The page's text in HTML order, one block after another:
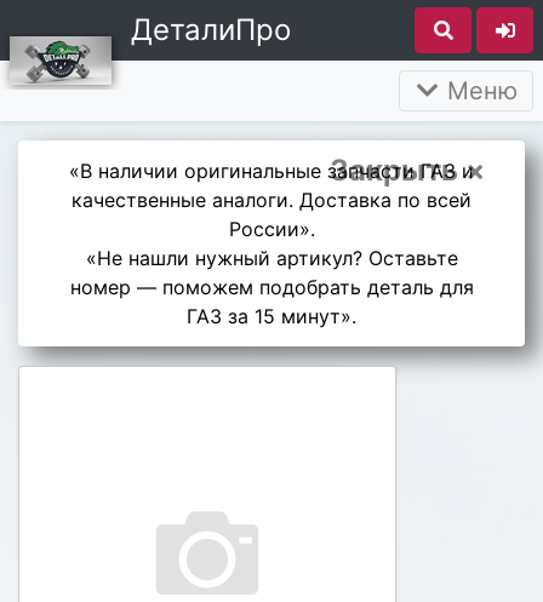
ДеталиПро
Меню
Закрыть ×
«В наличии оригинальные запчасти ГАЗ и
качественные аналоги. Доставка по всей
России».
«Не нашли нужный артикул? Оставьте
номер — поможем подобрать деталь для
ГАЗ за 15 минут».